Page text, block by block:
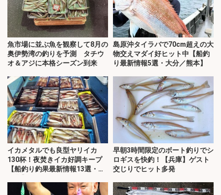
魚市場に並ぶ魚を観察して8月の
奥伊勢湾の釣りを予測 タチウ
オ＆アジに本格シーズン到来
島原沖タイラバで70cm超えの大
物交えマダイ好ヒット中【船釣
り最新情報5選・大分／熊本】
イカメタルでも良型ヤリイカ
130杯！夜焚きイカ好調キープ
【船釣り釣果最新情報13選・玄
早朝3時間限定のボート釣りでシ
ロギスを快釣！【兵庫】ゲスト
交じりでヒット多発